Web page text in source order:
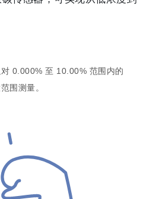
0.000% 至 10.00% 范围内的
围测量。